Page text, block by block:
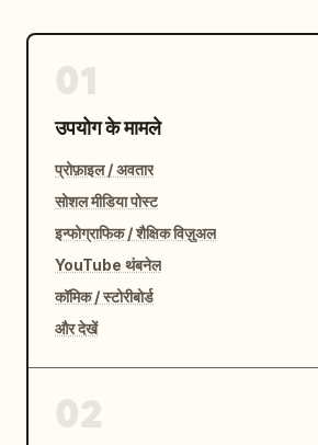
उपयोग के मामले
प्रोफ़ाइल / अवतार
सोशल मीडिया पोस्ट
इन्फोग्राफिक / शैक्षिक विज़ुअल
YouTube थंबनेल
कॉमिक / स्टोरीबोर्ड
और देखें